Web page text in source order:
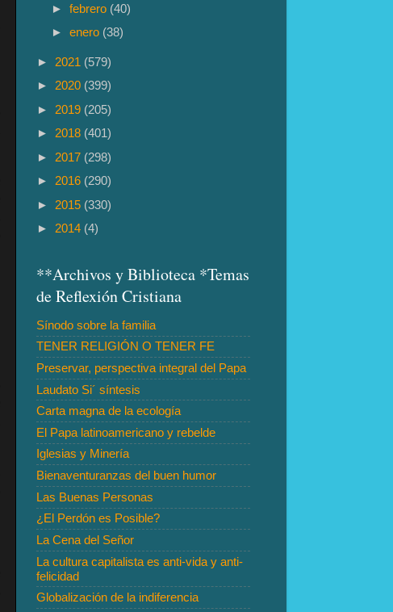
►febrero (40)
►enero (38)
► 2021 (579)
► 2020 (399)
► 2019 (205)
► 2018 (401)
► 2017 (298)
► 2016 (290)
► 2015 (330)
► 2014 (4)
**Archivos y Biblioteca *Temas
de Reflexión Cristiana
Sínodo sobre la familia
TENER RELIGIÓN O TENER FE
Preservar, perspectiva integral del Papa
Laudato Si´ síntesis
Carta magna de la ecología
El Papa latinoamericano y rebelde
Iglesias y Minería
Bienaventuranzas del buen humor
Las Buenas Personas
¿El Perdón es Posible?
La Cena del Señor
La cultura capitalista es anti-vida y anti-
felicidad
Globalización de la indiferencia